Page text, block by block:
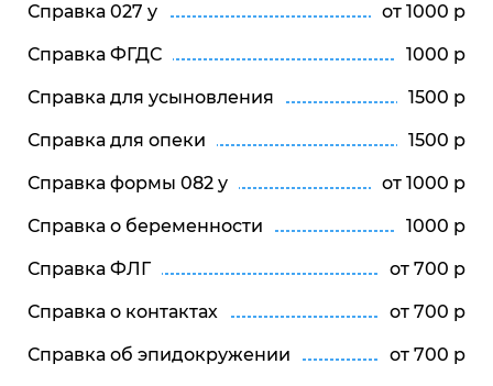
Справка 027 у от 1000 р
Справка ФГДС 1000 р
Справка для усыновления 1500 р
Справка для опеки 1500 р
Справка формы 082 у от 1000 р
Справка о беременности 1000 р
Справка ФЛГ от 700 р
Справка о контактах от 700 р
Справка об эпидокружении от 700 р